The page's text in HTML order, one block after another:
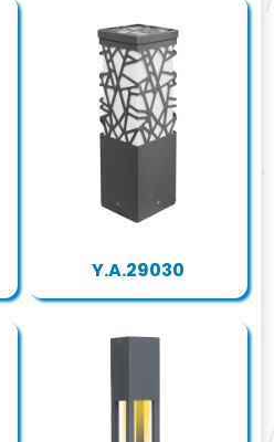
Y.A.29030